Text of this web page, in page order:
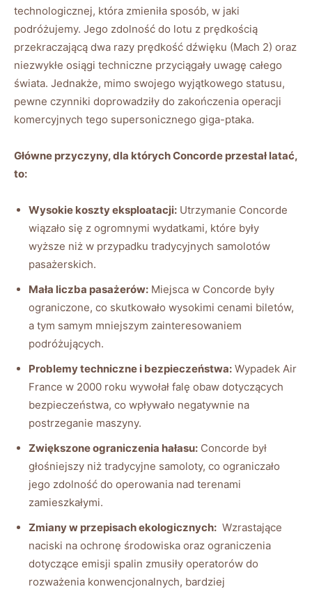
technologicznej, ⁣która zmieniła sposób,​ w jaki⁢
podróżujemy. ‍Jego ‍zdolność do lotu z prędkością
przekraczającą ⁤dwa razy prędkość dźwięku (Mach 2) oraz
niezwykłe‌ osiągi techniczne przyciągały uwagę całego
świata. Jednakże, ⁤mimo⁢ swojego wyjątkowego statusu,
pewne czynniki doprowadziły do zakończenia operacji
komercyjnych tego supersonicznego giga-ptaka.
Główne przyczyny, dla których Concorde przestał⁣ latać,
to:
Wysokie koszty eksploatacji: Utrzymanie Concorde
⁤wiązało się⁢ z ogromnymi wydatkami, ‌które były
wyższe niż w przypadku tradycyjnych samolotów
pasażerskich.
Mała liczba pasażerów: Miejsca w ⁢Concorde były
ograniczone, co skutkowało wysokimi cenami biletów,
a tym samym mniejszym zainteresowaniem
podróżujących.
Problemy‌ techniczne ⁣i bezpieczeństwa: Wypadek Air
France ‌w‌ 2000‌ roku ⁤wywołał falę obaw dotyczących‌
bezpieczeństwa, co wpływało ⁢negatywnie na
‍postrzeganie ⁢maszyny.
Zwiększone ograniczenia hałasu: ⁢Concorde był
głośniejszy⁤ niż tradycyjne samoloty, co ograniczało
jego zdolność ⁣do operowania nad⁤ terenami
‌zamieszkałymi.
Zmiany w przepisach ekologicznych: ⁣ Wzrastające
naciski na ochronę środowiska⁤ oraz ograniczenia
dotyczące emisji spalin ‍zmusiły operatorów ‌do⁢
rozważenia konwencjonalnych, bardziej